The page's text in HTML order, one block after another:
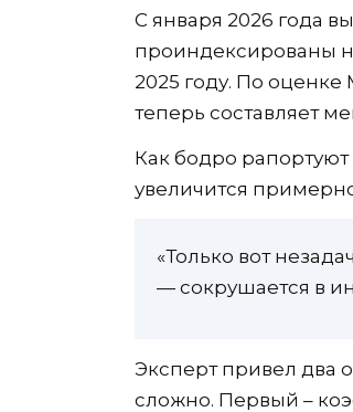
С января 2026 года
проиндексированы
2025 году. По
теперь составляет
Как бодро
увеличится
«Только вот
— сокрушается в
Эксперт привел два
сложно. Первый –